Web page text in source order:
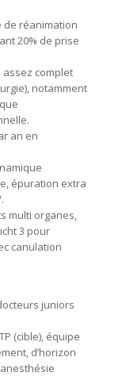
de réanimation
20% de prise
assez complet
notamment
an en
épuration extra
multi organes,
3 pour
canulation
juniors
(cible), équipe
d’horizon